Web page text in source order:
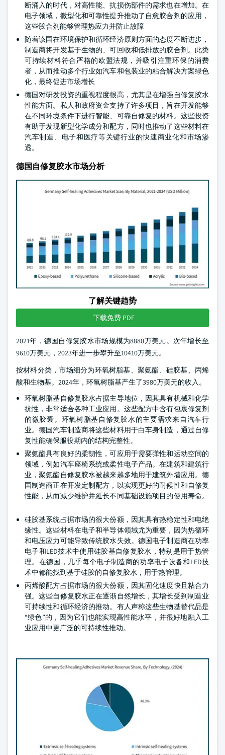
断涌入的时代，对高性能、抗损伤部件的需求也在增加。在
电子领域，微型化和可靠性提升推动了自愈胶合剂的应用，
这些胶合剂能够管理热应力并防止故障
随着该国在环境保护和循环经济原则方面的态度不断进步，
制造商将开发基于生物的、可回收和低排放的胶合剂。此类
可持续材料符合严格的欧盟法规，并吸引注重环保的消费
者，从而推动多个行业如汽车和包装业的粘合解决方案绿色
化，最终促进市场增长
德国对研发投资的重视程度很高，尤其是在增强自修复胶水
性能方面。私人和政府资金支持了许多项目，旨在开发能够
在不同环境条件下进行智能、可靠自修复的材料。这些投资
有助于发现新型化学成分和配方，同时也推动了这些材料在
汽车制造、电子和医疗等关键行业的快速商业化和市场渗
透。
德国自修复胶水市场分析
了解关键趋势
下载免费 PDF
2021年，德国自修复胶水市场规模为8880万美元。次年增长至
9610万美元，2023年进一步攀升至10410万美元。
按材料分类，市场细分为环氧树脂基、聚氨酯、硅胶基、丙烯
酸和生物基。2024年，环氧树脂基产生了3980万美元的收入。
环氧树脂基自修复胶水占据主导地位，因其具有机械和化学
抗性，非常适合各种工业应用。这些配方中含有包裹修复剂
的微胶囊。环氧树脂基自修复胶水的主要需求来自汽车行
业。德国汽车制造商将这些材料用于白车身制造，通过自修
复性能确保服役期内的结构完整性。
聚氨酯具有良好的柔韧性，可应用于需要弹性和运动空间的
领域，例如汽车座椅系统或柔性电子产品。在建筑和建筑行
业，聚氨酯自修复胶水被越来越多地用于建筑外墙应用。德
国制造商正在开发定制配方，以实现更好的耐候性和自修复
性能，从而减少维护并延长不同基础设施项目的使用寿命。
硅胶基系统占据市场的很大份额，因其具有热稳定性和电绝
缘性。这些材料在电子和半导体领域尤为重要，因为热循环
和电压应力可能导致传统胶水失效。德国电子制造商在功率
电子和LED技术中使用硅胶基自修复胶水，特别是用于热管
理。在德国，几乎每个电子制造商的功率电子设备和LED技
术中都能找到基于硅胶的自修复胶水，用于热管理。
丙烯酸配方占据市场的很大份额，因其固化速度快且粘合力
强。这些自修复胶水正在逐渐自然增长，其增长受到制造业
可持续性和循环经济的推动。有人声称这些生物基替代品是
“绿色”的，因为它们也能实现高性能水平，并很好地融入工
业应用中更广泛的可持续性推动。